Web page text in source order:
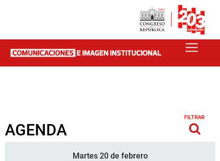
AGENDA
FILTRAR
Martes 20 de febrero